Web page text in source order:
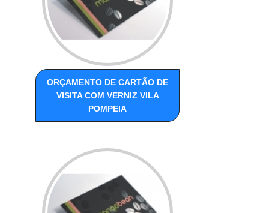
ORÇAMENTO DE CARTÃO DE
VISITA COM VERNIZ VILA
POMPEIA